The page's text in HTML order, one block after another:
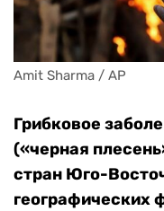
Amit Sharma / AP
Грибковое
(«черная
стран Юго-
географических